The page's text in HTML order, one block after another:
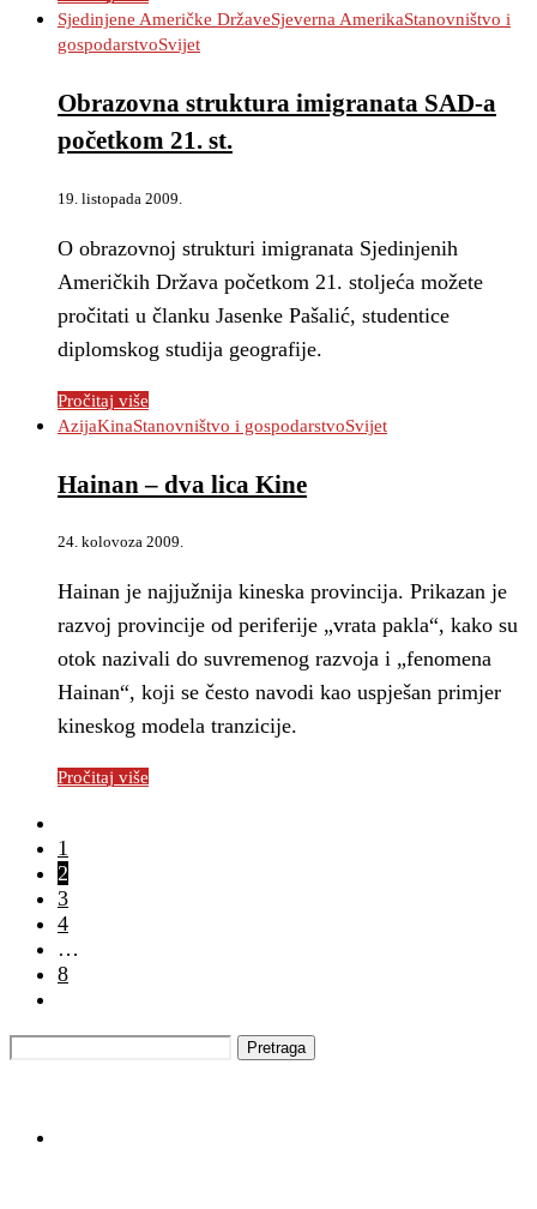
Sjedinjene Američke DržaveSjeverna AmerikaStanovništvo i
gospodarstvoSvijet
Obrazovna struktura imigranata SAD-a
početkom 21. st.
19. listopada 2009.
O obrazovnoj strukturi imigranata Sjedinjenih
Američkih Država početkom 21. stoljeća možete
pročitati u članku Jasenke Pašalić, studentice
diplomskog studija geografije.
Pročitaj više
AzijaKinaStanovništvo i gospodarstvoSvijet
Hainan – dva lica Kine
24. kolovoza 2009.
Hainan je najjužnija kineska provincija. Prikazan je
razvoj provincije od periferije „vrata pakla“, kako su
otok nazivali do suvremenog razvoja i „fenomena
Hainan“, koji se često navodi kao uspješan primjer
kineskog modela tranzicije.
Pročitaj više
1
2
3
4
…
8